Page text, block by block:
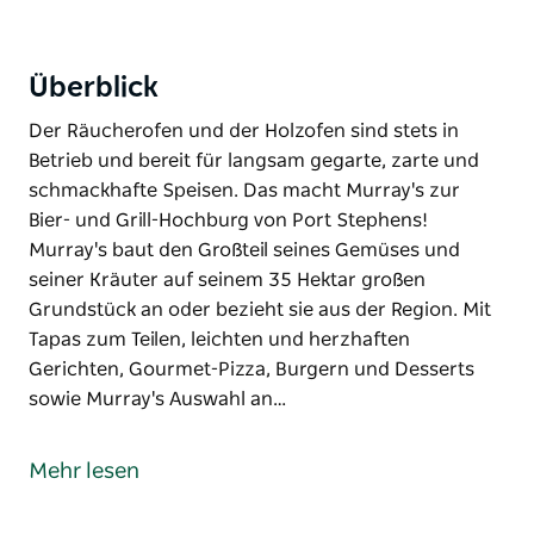
Überblick
Der Räucherofen und der Holzofen sind stets in
Betrieb und bereit für langsam gegarte, zarte und
schmackhafte Speisen. Das macht Murray's zur
Bier- und Grill-Hochburg von Port Stephens!
Murray's baut den Großteil seines Gemüses und
seiner Kräuter auf seinem 35 Hektar großen
Grundstück an oder bezieht sie aus der Region. Mit
Tapas zum Teilen, leichten und herzhaften
Gerichten, Gourmet-Pizza, Burgern und Desserts
sowie Murray's Auswahl an…
Betrieb und bereit für langsam gegarte, zarte und
Mehr lesen